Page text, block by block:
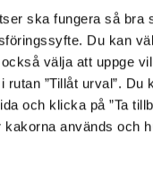
ska fungera så bra
Du kan
välja att uppge
”Tillåt urval”. Du
och klicka på ”Ta
används och